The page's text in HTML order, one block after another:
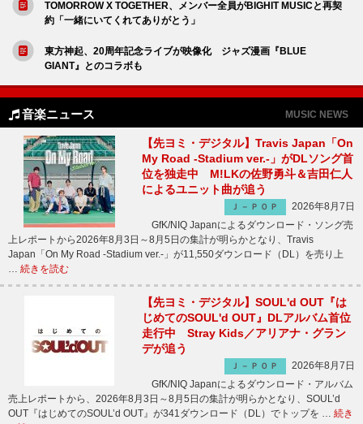
TOMORROW X TOGETHER、メンバー全員がBIGHIT MUSICと再契
約「一緒にいてくれてありがとう」
東方神起、20周年記念ライブが映像化 ジャズ漫画『BLUE
GIANT』とのコラボも
音楽ニュース MUSIC NEWS
【先ヨミ・デジタル】Travis Japan「On
My Road -Stadium ver.-」がDLソング首
位を独走中 M!LKの佐野勇斗＆吉田仁人
によるユニット曲が追う
Ｊ－ＰＯＰ
2026年8月7日
GfK/NIQ Japanによるダウンロード・ソング売
上レポートから2026年8月3日～8月5日の集計が明らかとなり、Travis
Japan「On My Road -Stadium ver.-」が11,550ダウンロード（DL）を売り上
… 続きを読む
【先ヨミ・デジタル】SOUL'd OUT『は
じめてのSOUL'd OUT』DLアルバム首位
走行中 Stray Kids／アリアナ・グラン
デが追う
Ｊ－ＰＯＰ
2026年8月7日
GfK/NIQ Japanによるダウンロード・アルバム
売上レポートから、2026年8月3日～8月5日の集計が明らかとなり、SOUL’d
OUT『はじめてのSOUL’d OUT』が341ダウンロード（DL）でトップを … 続き